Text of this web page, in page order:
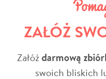
ZAŁÓŻ
Załóżdarmową
swoich bliskich